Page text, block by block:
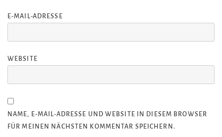
E-MAIL-ADRESSE
WEBSITE
NAME, E-MAIL-ADRESSE UND WEBSITE IN DIESEM BROWSER
FÜR MEINEN NÄCHSTEN KOMMENTAR SPEICHERN.